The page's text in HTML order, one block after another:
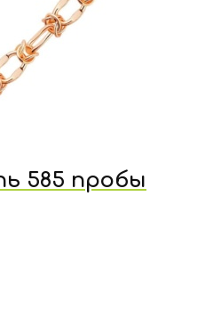
585 пробы